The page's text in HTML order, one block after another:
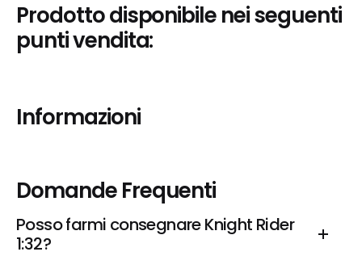
Prodotto disponibile nei seguenti
punti vendita:
Informazioni
Domande Frequenti
Posso farmi consegnare Knight Rider
1:32?